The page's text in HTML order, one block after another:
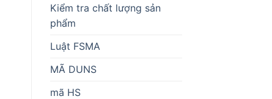
Kiểm tra chất lượng sản
phẩm
Luật FSMA
MÃ DUNS
mã HS